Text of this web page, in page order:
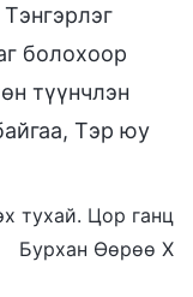
болохоор
түүнчлэн
Тэр юу
тухай. Цор ганц
Бурхан Өөрөө X